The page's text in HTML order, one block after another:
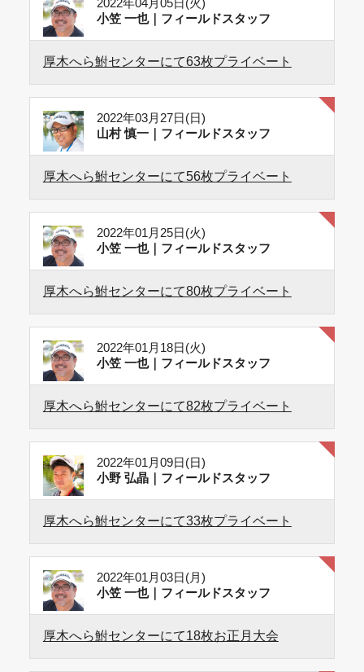
2022年04月05日(火)
小笠 一也｜フィールドスタッフ
厚木へら鮒センターにて63枚プライベート
2022年03月27日(日)
山村 慎一｜フィールドスタッフ
厚木へら鮒センターにて56枚プライベート
2022年01月25日(火)
小笠 一也｜フィールドスタッフ
厚木へら鮒センターにて80枚プライベート
2022年01月18日(火)
小笠 一也｜フィールドスタッフ
厚木へら鮒センターにて82枚プライベート
2022年01月09日(日)
小野 弘晶｜フィールドスタッフ
厚木へら鮒センターにて33枚プライベート
2022年01月03日(月)
小笠 一也｜フィールドスタッフ
厚木へら鮒センターにて18枚お正月大会